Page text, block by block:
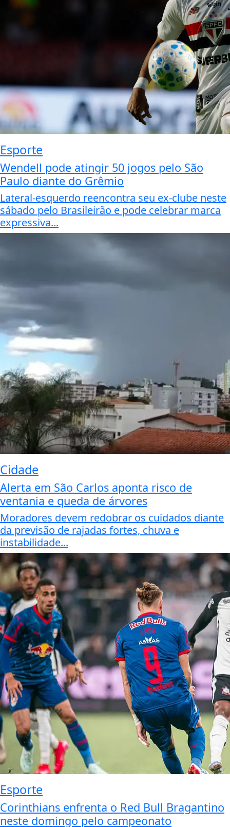
Esporte
Wendell pode atingir 50 jogos pelo São
Paulo diante do Grêmio
Lateral-esquerdo reencontra seu ex-clube neste
sábado pelo Brasileirão e pode celebrar marca
expressiva...
Cidade
Alerta em São Carlos aponta risco de
ventania e queda de árvores
Moradores devem redobrar os cuidados diante
da previsão de rajadas fortes, chuva e
instabilidade...
Esporte
Corinthians enfrenta o Red Bull Bragantino
neste domingo pelo campeonato